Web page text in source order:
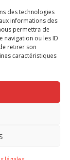
des technologies
informations des
permettra de
navigation ou les ID
retirer son
caractéristiques